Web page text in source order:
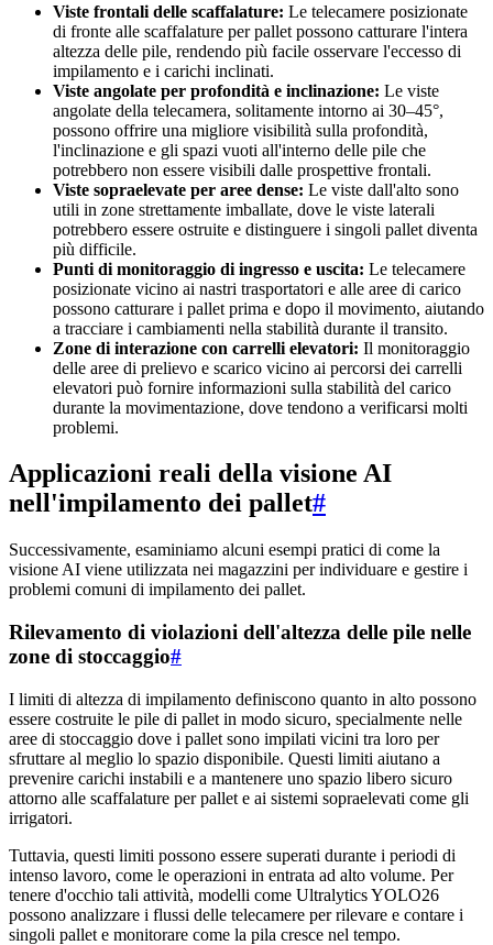
Viste frontali delle scaffalature: Le telecamere posizionate
di fronte alle scaffalature per pallet possono catturare l'intera
altezza delle pile, rendendo più facile osservare l'eccesso di
impilamento e i carichi inclinati.
Viste angolate per profondità e inclinazione: Le viste
angolate della telecamera, solitamente intorno ai 30–45°,
possono offrire una migliore visibilità sulla profondità,
l'inclinazione e gli spazi vuoti all'interno delle pile che
potrebbero non essere visibili dalle prospettive frontali.
Viste sopraelevate per aree dense: Le viste dall'alto sono
utili in zone strettamente imballate, dove le viste laterali
potrebbero essere ostruite e distinguere i singoli pallet diventa
più difficile.
Punti di monitoraggio di ingresso e uscita: Le telecamere
posizionate vicino ai nastri trasportatori e alle aree di carico
possono catturare i pallet prima e dopo il movimento, aiutando
a tracciare i cambiamenti nella stabilità durante il transito.
Zone di interazione con carrelli elevatori: Il monitoraggio
delle aree di prelievo e scarico vicino ai percorsi dei carrelli
elevatori può fornire informazioni sulla stabilità del carico
durante la movimentazione, dove tendono a verificarsi molti
problemi.
Applicazioni reali della visione AI
nell'impilamento dei pallet#
Successivamente, esaminiamo alcuni esempi pratici di come la
visione AI viene utilizzata nei magazzini per individuare e gestire i
problemi comuni di impilamento dei pallet.
Rilevamento di violazioni dell'altezza delle pile nelle
zone di stoccaggio#
I limiti di altezza di impilamento definiscono quanto in alto possono
essere costruite le pile di pallet in modo sicuro, specialmente nelle
aree di stoccaggio dove i pallet sono impilati vicini tra loro per
sfruttare al meglio lo spazio disponibile. Questi limiti aiutano a
prevenire carichi instabili e a mantenere uno spazio libero sicuro
attorno alle scaffalature per pallet e ai sistemi sopraelevati come gli
irrigatori.
Tuttavia, questi limiti possono essere superati durante i periodi di
intenso lavoro, come le operazioni in entrata ad alto volume. Per
tenere d'occhio tali attività, modelli come Ultralytics YOLO26
possono analizzare i flussi delle telecamere per rilevare e contare i
singoli pallet e monitorare come la pila cresce nel tempo.